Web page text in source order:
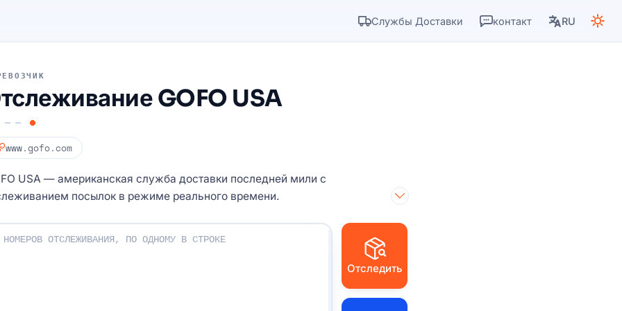
Службы Доставки контакт RU
GOFO USA
www.gofo.com
USA — американская служба доставки последней мили с
посылок в режиме реального времени.
отслеживания:
Отследить